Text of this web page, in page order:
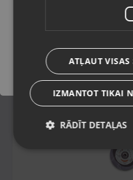
Stāvoklis Jauns (Garantija 24
39.00€
ATĻAUT VISAS
IZMANTOT TIKAI
RĀDĪT DETAĻAS